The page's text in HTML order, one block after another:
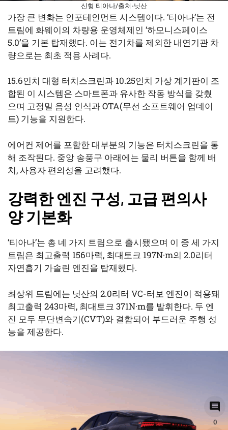
신형 티아나/출처-닛산
가장 큰 변화는 인포테인먼트 시스템이다. ‘티아나’는 전
트림에 화웨이의 차량용 운영체제인 ‘하모니스페이스
5.0’을 기본 탑재했다. 이는 전기차를 제외한 내연기관 차
량으로는 최초 적용 사례다.
15.6인치 대형 터치스크린과 10.25인치 가상 계기판이 조
합된 이 시스템은 스마트폰과 유사한 작동 방식을 갖췄
으며 고정밀 음성 인식과 OTA(무선 소프트웨어 업데이
트) 기능을 지원한다.
에어컨 제어를 포함한 대부분의 기능은 터치스크린을 통
해 조작된다. 중앙 송풍구 아래에는 물리 버튼을 함께 배
치, 사용자 편의성을 고려했다.
강력한 엔진 구성, 고급 편의사
양 기본화
‘티아나’는 총 네 가지 트림으로 출시됐으며 이 중 세 가지
트림은 최고출력 156마력, 최대토크 197N·m의 2.0리터
자연흡기 가솔린 엔진을 탑재했다.
최상위 트림에는 닛산의 2.0리터 VC-터보 엔진이 적용돼
최고출력 243마력, 최대토크 371N·m를 발휘한다. 두 엔
진 모두 무단변속기(CVT)와 결합되어 부드러운 주행 성
능을 제공한다.
0